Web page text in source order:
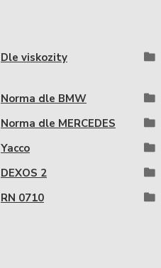
Dle viskozity
Norma dle BMW
Norma dle MERCEDES
Yacco
DEXOS 2
RN 0710